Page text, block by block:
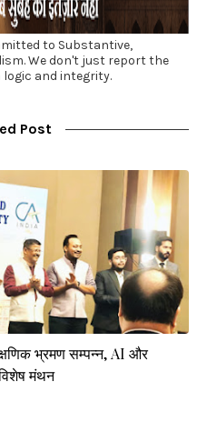
to Substantive,
We don't just report the
logic and integrity.
Post
भ्रमण सम्पन्न, AI और
मंथन